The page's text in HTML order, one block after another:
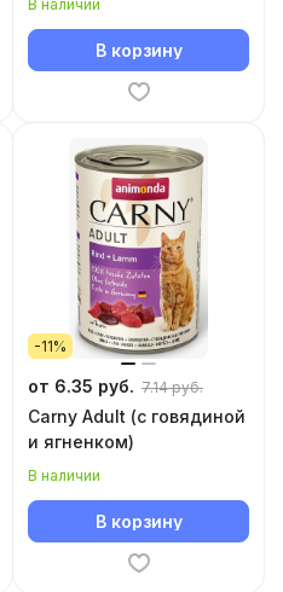
В наличии
В корзину
-11%
от 6.35 руб. 7.14 руб.
Carny Adult (с говядиной
и ягненком)
В наличии
В корзину